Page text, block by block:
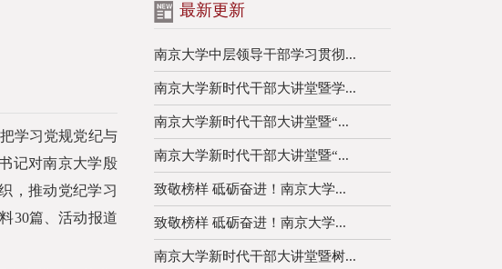
学习党规党纪与
记对南京大学殷
，推动党纪学习
30篇、活动报道
最新更新
南京大学中层领导干部学习贯彻...
南京大学新时代干部大讲堂暨学...
南京大学新时代干部大讲堂暨“...
南京大学新时代干部大讲堂暨“...
致敬榜样 砥砺奋进！南京大学...
致敬榜样 砥砺奋进！南京大学...
南京大学新时代干部大讲堂暨树...